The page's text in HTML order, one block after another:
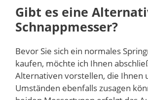
Gibt es eine
Schnappmesser?
Bevor Sie sich ein normales
kaufen, möchte ich Ihnen
Alternativen vorstellen, die Ihnen
Umständen ebenfalls zusagen